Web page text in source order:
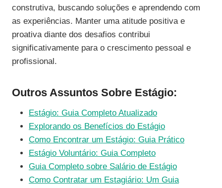
construtiva, buscando soluções e aprendendo com
as experiências. Manter uma atitude positiva e
proativa diante dos desafios contribui
significativamente para o crescimento pessoal e
profissional.
Outros Assuntos Sobre Estágio:
Estágio: Guia Completo Atualizado
Explorando os Benefícios do Estágio
Como Encontrar um Estágio: Guia Prático
Estágio Voluntário: Guia Completo
Guia Completo sobre Salário de Estágio
Como Contratar um Estagiário: Um Guia